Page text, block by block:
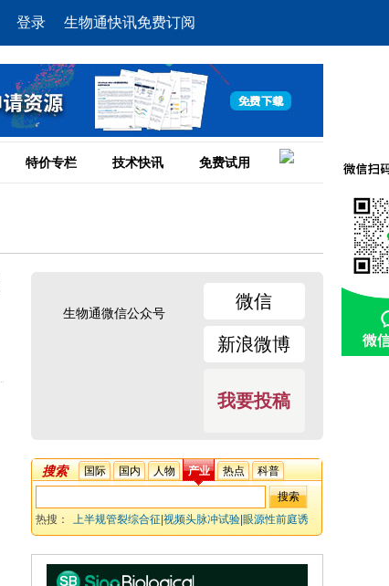
登录 生物通快讯免费订阅
特价专栏 技术快讯 免费试用
生物通微信公众号
微信
新浪微博
我要投稿
搜索 国际 国内 人物 产业 热点 科普
热搜： 上半规管裂综合征 视频头脉冲试验 眼源性前庭诱